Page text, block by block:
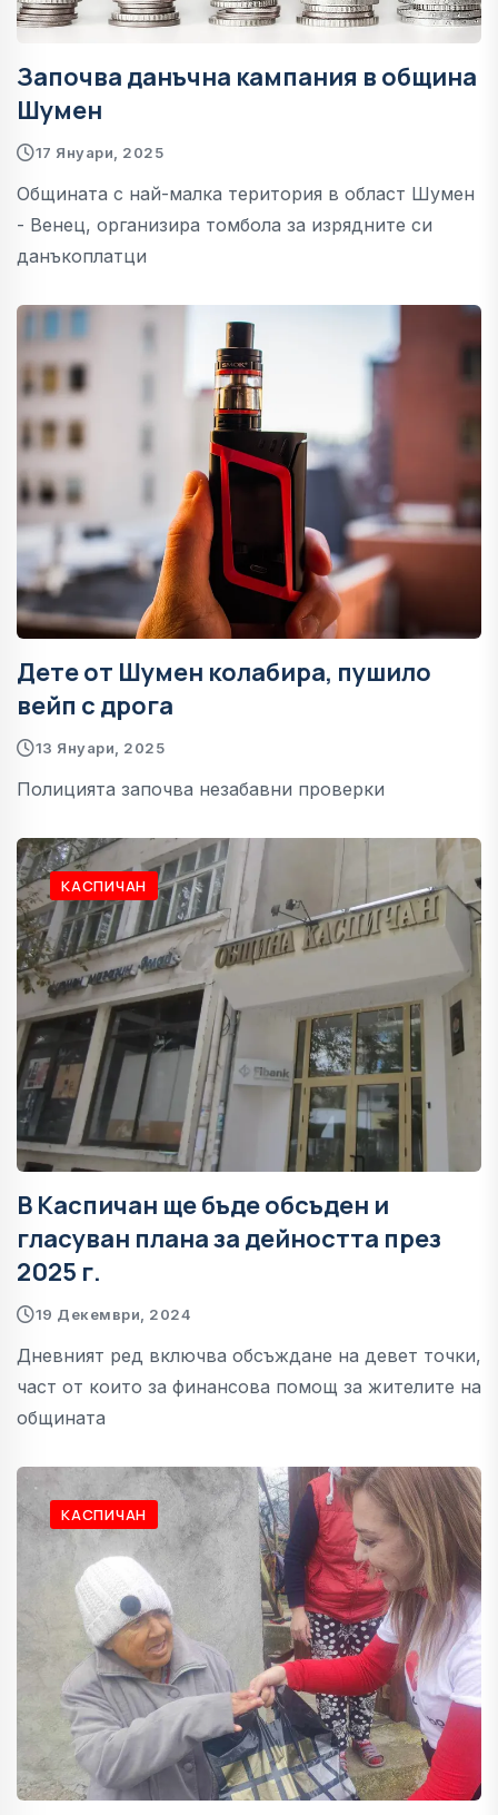
Започва данъчна кампания в община
Шумен
17 Януари, 2025
Общината с най-малка територия в област Шумен
- Венец, организира томбола за изрядните си
данъкоплатци
Дете от Шумен колабира, пушило
вейп с дрога
13 Януари, 2025
Полицията започва незабавни проверки
КАСПИЧАН
В Каспичан ще бъде обсъден и
гласуван плана за дейността през
2025 г.
19 Декември, 2024
Дневният ред включва обсъждане на девет точки,
част от които за финансова помощ за жителите на
общината
КАСПИЧАН